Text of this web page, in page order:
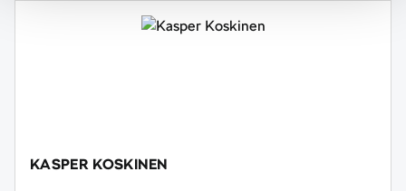
KASPER KOSKINEN